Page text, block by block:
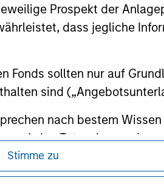
Prospekt der
dass jegliche
Fonds sollten nur auf
sind
nach bestem
den Tatsachen und
Investment
Fehler oder Auslassungen
Stimme zu